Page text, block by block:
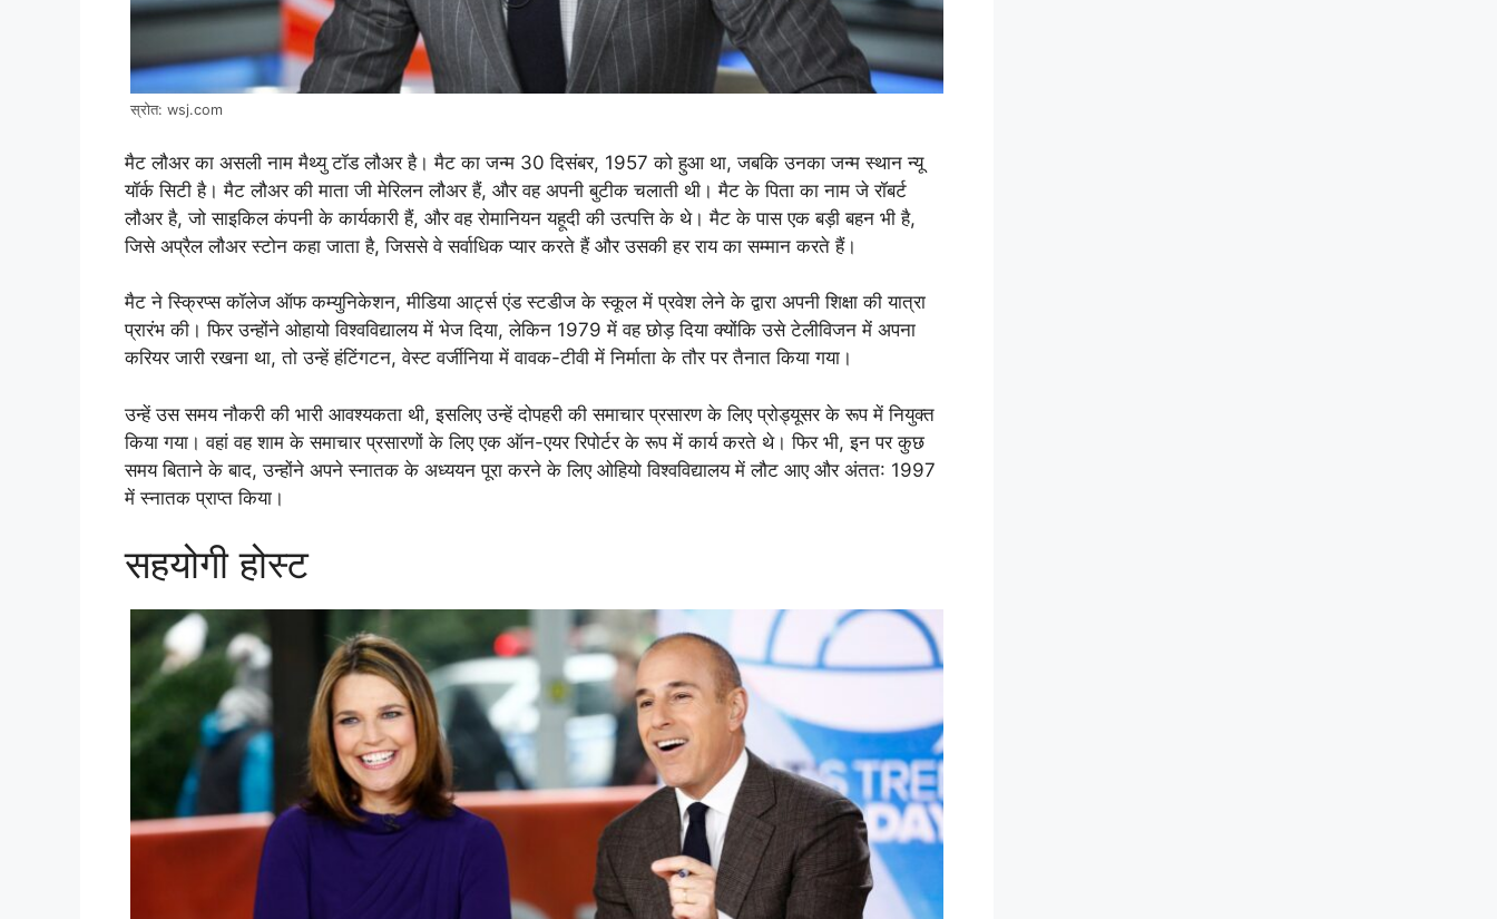
स्रोत: wsj.com
मैट लौअर का असली नाम मैथ्यु टॉड लौअर है। मैट का जन्म 30 दिसंबर, 1957 को हुआ था, जबकि उनका जन्म स्थान न्यू
यॉर्क सिटी है। मैट लौअर की माता जी मेरिलन लौअर हैं, और वह अपनी बुटीक चलाती थी। मैट के पिता का नाम जे रॉबर्ट
लौअर है, जो साइकिल कंपनी के कार्यकारी हैं, और वह रोमानियन यहूदी की उत्पत्ति के थे। मैट के पास एक बड़ी बहन भी है,
जिसे अप्रैल लौअर स्टोन कहा जाता है, जिससे वे सर्वाधिक प्यार करते हैं और उसकी हर राय का सम्मान करते हैं।
मैट ने स्क्रिप्स कॉलेज ऑफ कम्युनिकेशन, मीडिया आर्ट्स एंड स्टडीज के स्कूल में प्रवेश लेने के द्वारा अपनी शिक्षा की यात्रा
प्रारंभ की। फिर उन्होंने ओहायो विश्वविद्यालय में भेज दिया, लेकिन 1979 में वह छोड़ दिया क्योंकि उसे टेलीविजन में अपना
करियर जारी रखना था, तो उन्हें हंटिंगटन, वेस्ट वर्जीनिया में वावक-टीवी में निर्माता के तौर पर तैनात किया गया।
उन्हें उस समय नौकरी की भारी आवश्यकता थी, इसलिए उन्हें दोपहरी की समाचार प्रसारण के लिए प्रोड्यूसर के रूप में नियुक्त
किया गया। वहां वह शाम के समाचार प्रसारणों के लिए एक ऑन-एयर रिपोर्टर के रूप में कार्य करते थे। फिर भी, इन पर कुछ
समय बिताने के बाद, उन्होंने अपने स्नातक के अध्ययन पूरा करने के लिए ओहियो विश्वविद्यालय में लौट आए और अंतत: 1997
में स्नातक प्राप्त किया।
सहयोगी होस्ट